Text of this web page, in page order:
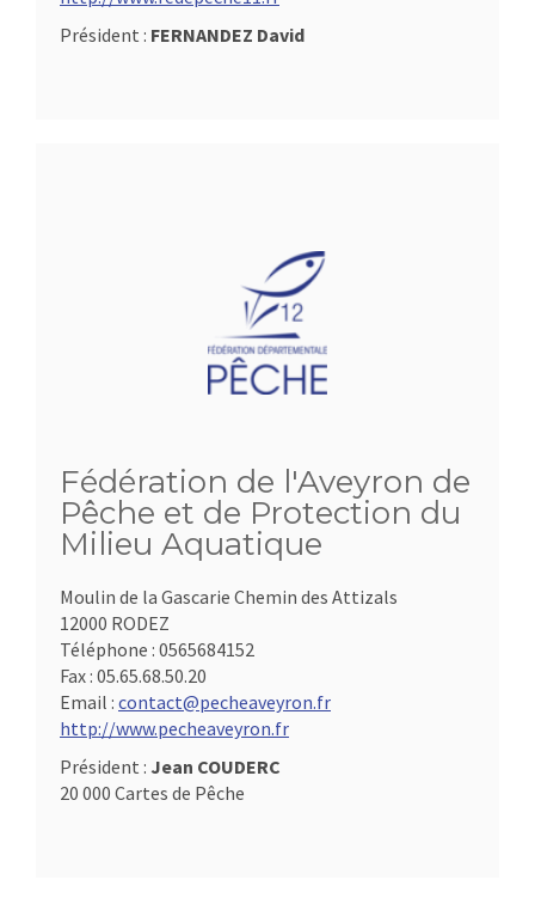
Président : FERNANDEZ David
Fédération de l'Aveyron de
Pêche et de Protection du
Milieu Aquatique
Moulin de la Gascarie Chemin des Attizals
12000 RODEZ
Téléphone : 0565684152
Fax : 05.65.68.50.20
Email : contact@pecheaveyron.fr
http://www.pecheaveyron.fr
Président : Jean COUDERC
20 000 Cartes de Pêche